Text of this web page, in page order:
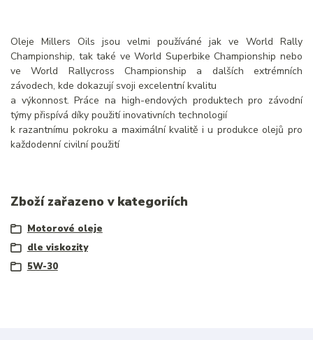
Oleje Millers Oils jsou velmi používáné jak ve World Rally
Championship, tak také ve World Superbike Championship nebo
ve World Rallycross Championship a dalších extrémních
závodech, kde dokazují svoji excelentní kvalitu
a výkonnost. Práce na high-endových produktech pro závodní
týmy přispívá díky použití inovativních technologií
k razantnímu pokroku a maximální kvalitě i u produkce olejů pro
každodenní civilní použití
Zboží zařazeno v kategoriích
Motorové oleje
dle viskozity
5W-30